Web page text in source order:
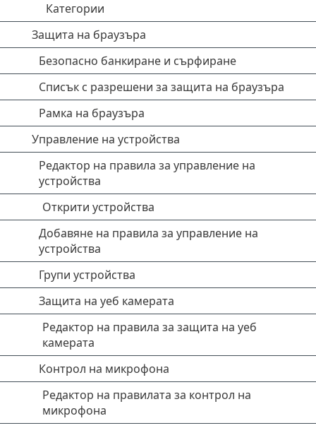
Категории
Защита на браузъра
Безопасно банкиране и сърфиране
Списък с разрешени за защита на браузъра
Рамка на браузъра
Управление на устройства
Редактор на правила за управление на
устройства
Открити устройства
Добавяне на правила за управление на
устройства
Групи устройства
Защита на уеб камерата
Редактор на правила за защита на уеб
камерата
Контрол на микрофона
Редактор на правилата за контрол на
микрофона